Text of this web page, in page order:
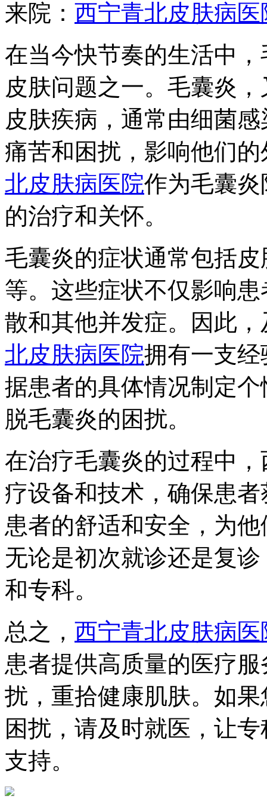
来院： 西宁青北皮肤病医
在当今快节奏的生活中
皮肤问题之一。毛囊炎
皮肤疾病，通常由细菌
痛苦和困扰，影响他们
北皮肤病医院作为毛囊
的治疗和关怀。
毛囊炎的症状通常包括
等。这些症状不仅影响
散和其他并发症。因此
北皮肤病医院拥有一支
据患者的具体情况制定
脱毛囊炎的困扰。
在治疗毛囊炎的过程中
疗设备和技术，确保患
患者的舒适和安全，为
无论是初次就诊还是复
和专科。
总之， 西宁青北皮肤病医
患者提供高质量的医疗
扰，重拾健康肌肤。如
困扰，请及时就医，让
支持。